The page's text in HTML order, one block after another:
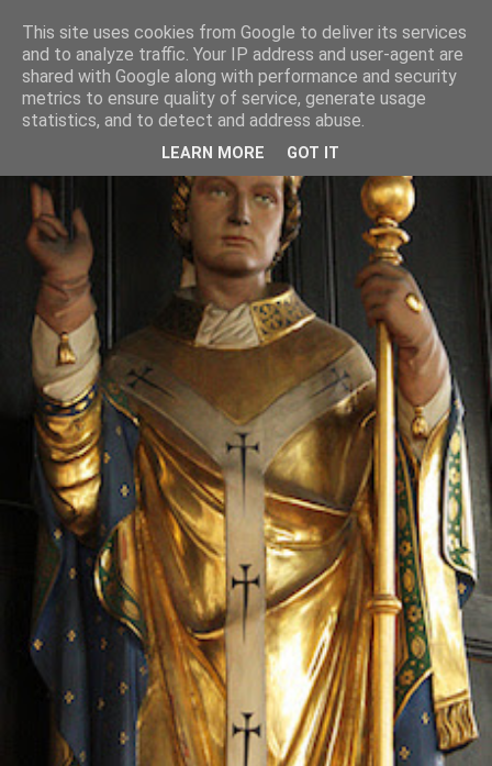
This site uses cookies from Google to deliver its services
and to analyze traffic. Your IP address and user-agent are
shared with Google along with performance and security
metrics to ensure quality of service, generate usage
statistics, and to detect and address abuse.
LEARN MORE GOT IT